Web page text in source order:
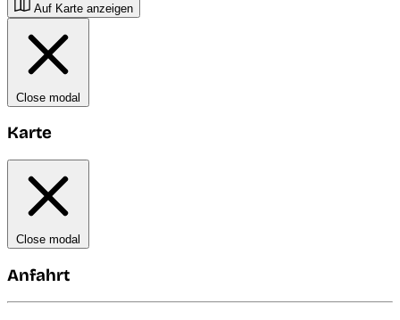
Auf Karte anzeigen
Close modal
Karte
Close modal
Anfahrt